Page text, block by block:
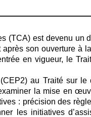
(TCA) est devenu un
son ouverture à
en vigueur, le
au Traité sur
la mise en
: précision des
les initiatives